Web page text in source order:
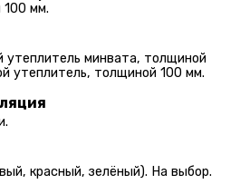
мм.
утеплитель минвата, толщиной
утеплитель, толщиной 100 мм.
красный, зелёный). На выбор.